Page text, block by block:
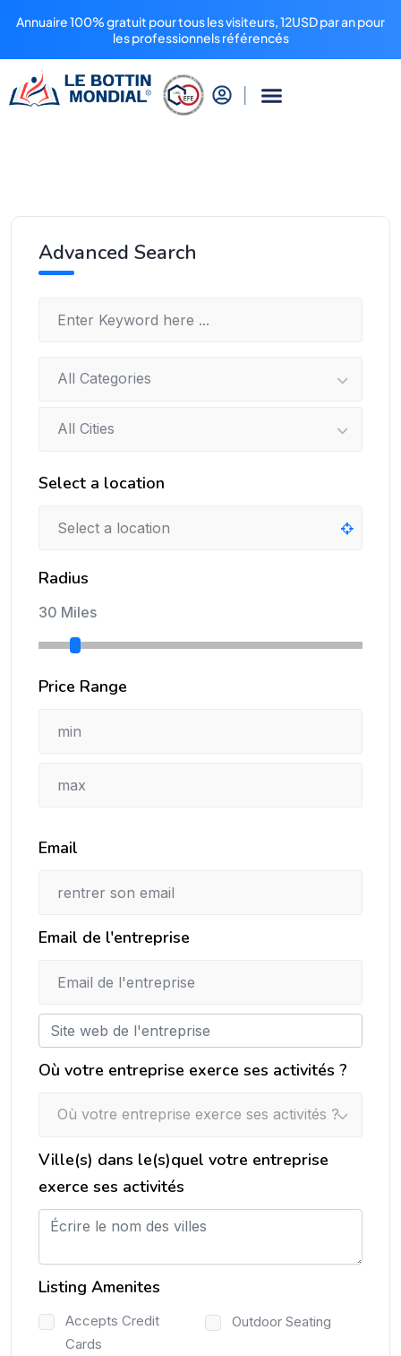
Annuaire 100% gratuit pour tous les visiteurs, 12USD par an pour
les professionnels référencés
Advanced Search
All Categories
All Cities
Select a location
Radius
30 Miles
Price Range
Email
Email de l'entreprise
Où votre entreprise exerce ses activités ?
Où votre entreprise exerce ses activités ?
Ville(s) dans le(s)quel votre entreprise
exerce ses activités
Listing Amenites
Accepts Credit
Cards
Outdoor Seating